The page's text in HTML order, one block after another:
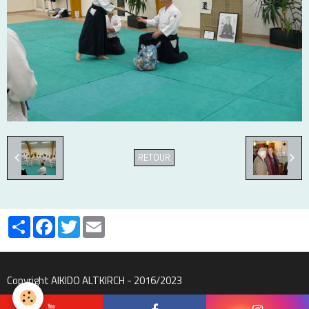
RETOUR
PartagerFacebook
Twitter
Copyright AIKIDO ALTKIRCH - 2016/2023